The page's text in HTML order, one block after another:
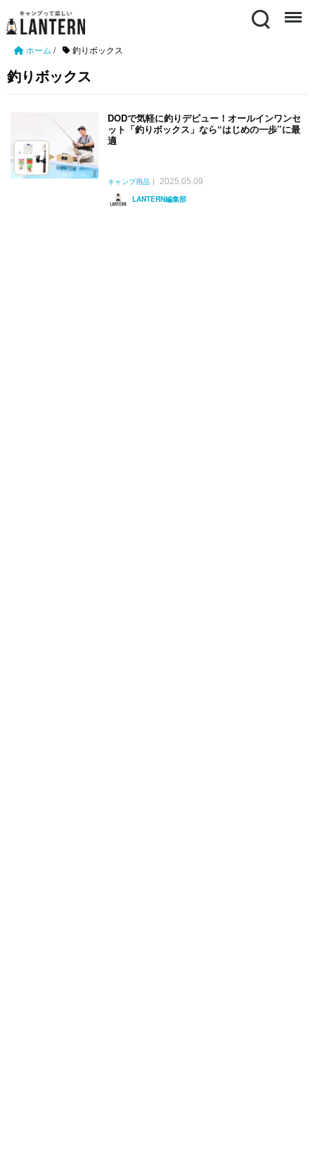
Search Menu
ホーム / 釣りボックス
釣りボックス
DODで気軽に釣りデビュー！オールインワンセ
ット「釣りボックス」なら“はじめの一歩”に最
適
キャンプ用品
2025.05.09
LANTERN編集部